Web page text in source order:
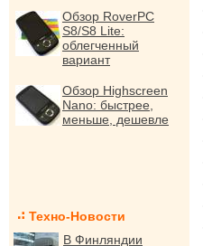
Обзор RoverPC
S8/S8 Lite:
облегченный
вариант
Обзор Highscreen
Nano: быстрее,
меньше, дешевле
Техно-Новости
В Финляндии